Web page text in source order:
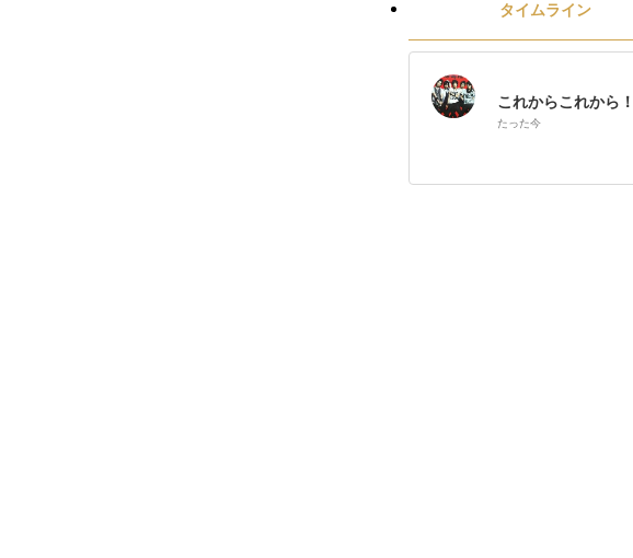
タイムライン
これからこれから！
たった今